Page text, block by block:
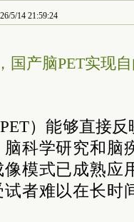
5/14 21:59:24
国产脑PET实现
）能够直接
科学研究和脑
模式已成熟应
者难以在长时